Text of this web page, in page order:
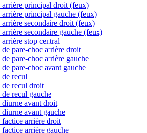
arrière principal droit (feux)
arrière principal gauche (feux)
arrière secondaire droit (feux)
arrière secondaire gauche (feux)
arrière stop central
de pare-choc arrière droit
de pare-choc arrière gauche
de pare-choc avant gauche
de recul
de recul droit
de recul gauche
diurne avant droit
diurne avant gauche
factice arrière droit
factice arrière gauche